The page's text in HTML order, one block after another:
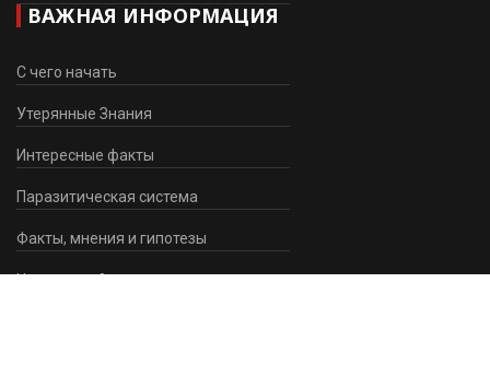
ВАЖНАЯ ИНФОРМАЦИЯ
С чего начать
Утерянные Знания
Интересные факты
Паразитическая система
Факты, мнения и гипотезы
Что делать?